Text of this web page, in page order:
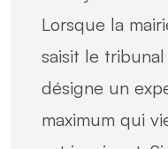
Lorsque la
saisit le tribunal
désigne un
maximum qui